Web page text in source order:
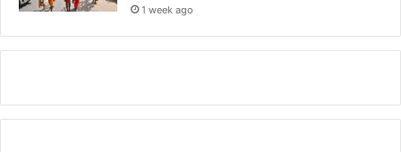
1 week ago